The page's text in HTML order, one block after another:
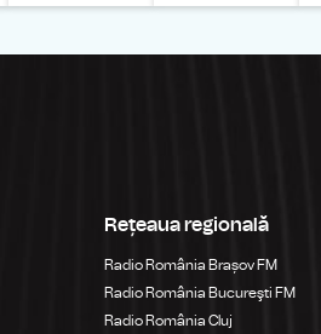
Rețeaua regională
Radio România Brașov FM
Radio România Bucureşti FM
Radio România Cluj